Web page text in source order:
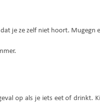
je ze zelf niet hoort. Mugegn
op als je iets eet of drinkt.